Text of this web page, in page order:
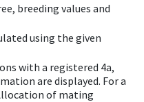
breeding values and
using the given
with a registered 4a,
are displayed. For a
of mating